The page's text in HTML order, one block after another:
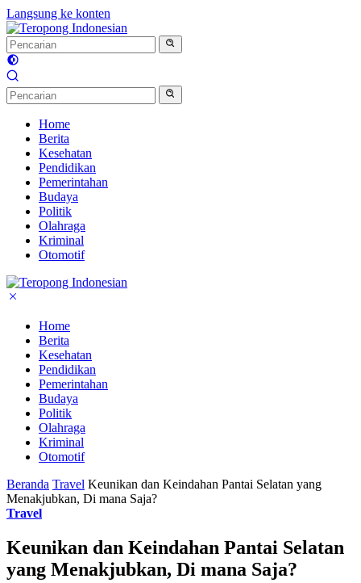
Langsung ke konten
Home
Berita
Kesehatan
Pendidikan
Pemerintahan
Budaya
Politik
Olahraga
Kriminal
Otomotif
Home
Berita
Kesehatan
Pendidikan
Pemerintahan
Budaya
Politik
Olahraga
Kriminal
Otomotif
Beranda Travel Keunikan dan Keindahan Pantai Selatan yang
Menakjubkan, Di mana Saja?
Travel
Keunikan dan Keindahan Pantai Selatan
yang Menakjubkan, Di mana Saja?